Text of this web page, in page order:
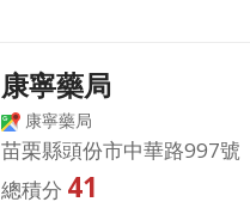
康寧藥局
康寧藥局
苗栗縣頭份市中華路997號
總積分 41